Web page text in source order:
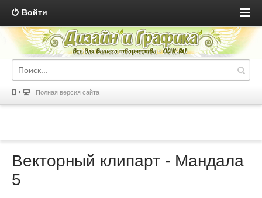
Войти
Полная версия сайта
Векторный клипарт - Мандала
5